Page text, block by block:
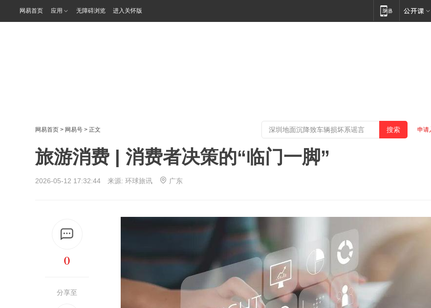
网易首页 应用 无障碍浏览 进入关怀版
网易首页 > 网易号 > 正文 申请
旅游消费 | 消费者决策的“临门一脚”
2026-05-12 17:32:44 来源: 环球旅讯 广东
0
分享至